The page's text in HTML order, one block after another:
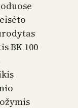
BK 100